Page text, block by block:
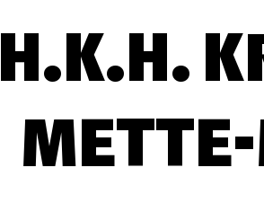
H.K.H.